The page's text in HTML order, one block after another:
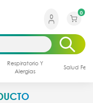
0
Respiratorio Y
Alergias
Salud